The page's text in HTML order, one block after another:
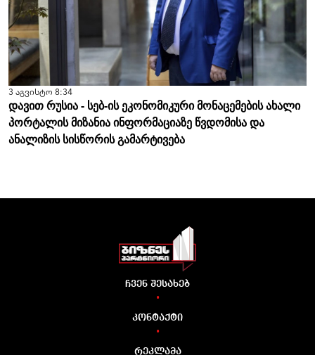
3 აგვისტო 8:34
დავით რუსია - სებ-ის ეკონომიკური მონაცემების ახალი
პორტალის მიზანია ინფორმაციაზე წვდომისა და
ანალიზის სისწორის გამარტივება
ჩვენ შესახებ
•
კონტაქტი
•
რეკლამა